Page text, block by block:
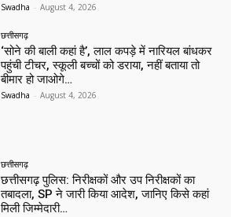
Swadha - August 4, 2026
छत्तीसगढ़
‘सोने की बाली कहां है’, लाल कपड़े में नारियल बांधकर
पहुंची टीचर, स्कूली बच्चों को डराया, नहीं बताया तो
बीमार हो जाओगे…
Swadha - August 4, 2026
छत्तीसगढ़
छत्तीसगढ़ पुलिस: निरीक्षकों और उप निरीक्षकों का
तबादला, SP ने जारी किया आदेश, जानिए किसे कहां
मिली जिम्मेदारी…